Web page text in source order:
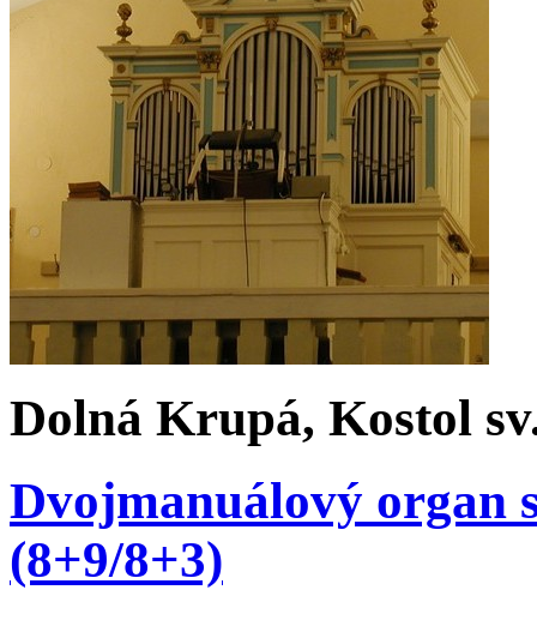
Dolná Krupá, Kostol
Dvojmanuálový organ
(8+9/8+3)